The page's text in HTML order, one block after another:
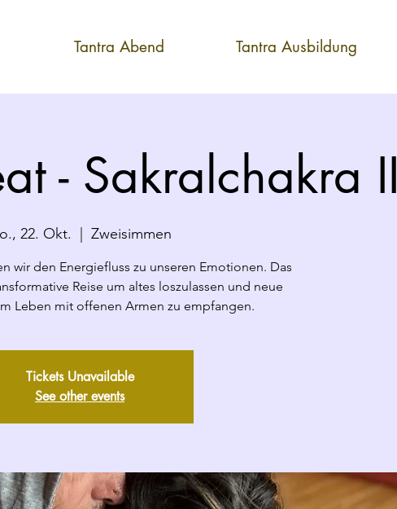
Tantra Abend Tantra Ausbildung
- Sakralchakra II
22. Okt. Zweisimmen
wir den Energiefluss zu unseren Emotionen. Das
Reise um altes loszulassen und neue
Leben mit offenen Armen zu empfangen.
Tickets Unavailable
See other events